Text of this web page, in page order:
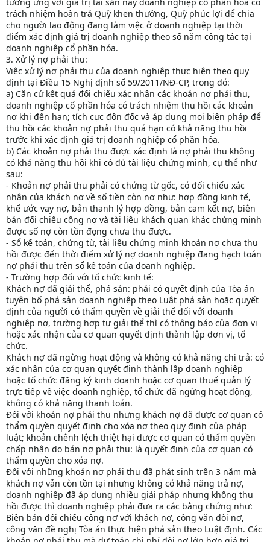
trách nhiệm hoàn trả Quỹ khen thưởng, Quỹ phúc lợi để chia
cho người lao động đang làm việc ở doanh nghiệp tại thời
điểm xác định giá trị doanh nghiệp theo số năm công tác tại
doanh nghiệp cổ phần hóa.
3. Xử lý nợ phải thu:
Việc xử lý nợ phải thu của doanh nghiệp thực hiện theo quy
định tại Điều 15 Nghị định số 59/2011/NĐ-CP, trong đó:
a) Căn cứ kết quả đối chiếu xác nhận các khoản nợ phải thu,
doanh nghiệp cổ phần hóa có trách nhiệm thu hồi các khoản
nợ khi đến hạn; tích cực đôn đốc và áp dụng mọi biện pháp để
thu hồi các khoản nợ phải thu quá hạn có khả năng thu hồi
trước khi xác định giá trị doanh nghiệp cổ phần hóa.
b) Các khoản nợ phải thu được xác định là nợ phải thu không
có khả năng thu hồi khi có đủ tài liệu chứng minh, cụ thể như
sau:
- Khoản nợ phải thu phải có chứng từ gốc, có đối chiếu xác
nhận của khách nợ về số tiền còn nợ như: hợp đồng kinh tế,
khế ước vay nợ, bản thanh lý hợp đồng, bản cam kết nợ, biên
bản đối chiếu công nợ và tài liệu khách quan khác chứng minh
được số nợ còn tồn đọng chưa thu được.
- Sổ kế toán, chứng từ, tài liệu chứng minh khoản nợ chưa thu
hồi được đến thời điểm xử lý nợ doanh nghiệp đang hạch toán
nợ phải thu trên sổ kế toán của doanh nghiệp.
- Trường hợp đối với tổ chức kinh tế:
Khách nợ đã giải thể, phá sản: phải có quyết định của Tòa án
tuyên bố phá sản doanh nghiệp theo Luật phá sản hoặc quyết
định của người có thẩm quyền về giải thể đối với doanh
nghiệp nợ, trường hợp tự giải thể thì có thông báo của đơn vị
hoặc xác nhận của cơ quan quyết định thành lập đơn vị, tổ
chức.
Khách nợ đã ngừng hoạt động và không có khả năng chi trả: có
xác nhận của cơ quan quyết định thành lập doanh nghiệp
hoặc tổ chức đăng ký kinh doanh hoặc cơ quan thuế quản lý
trực tiếp về việc doanh nghiệp, tổ chức đã ngừng hoạt động,
không có khả năng thanh toán.
Đối với khoản nợ phải thu nhưng khách nợ đã được cơ quan có
thẩm quyền quyết định cho xóa nợ theo quy định của pháp
luật; khoản chênh lệch thiệt hại được cơ quan có thẩm quyền
chấp nhận do bán nợ phải thu: là quyết định của cơ quan có
thẩm quyền cho xóa nợ.
Đối với những khoản nợ phải thu đã phát sinh trên 3 năm mà
khách nợ vẫn còn tồn tại nhưng không có khả năng trả nợ,
doanh nghiệp đã áp dụng nhiều giải pháp nhưng không thu
hồi được thì doanh nghiệp phải đưa ra các bằng chứng như:
Biên bản đối chiếu công nợ với khách nợ, công văn đòi nợ,
công văn đề nghị Tòa án thực hiện phá sản theo Luật định. Các